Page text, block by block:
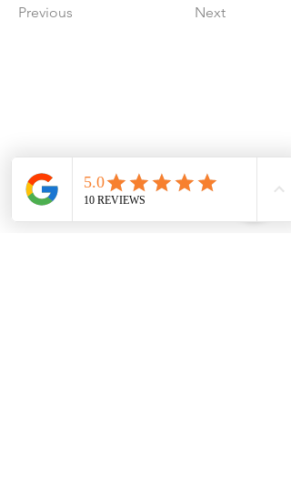
Previous Next